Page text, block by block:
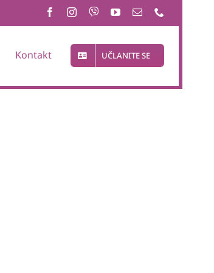
Kontakt UČLANITE SE